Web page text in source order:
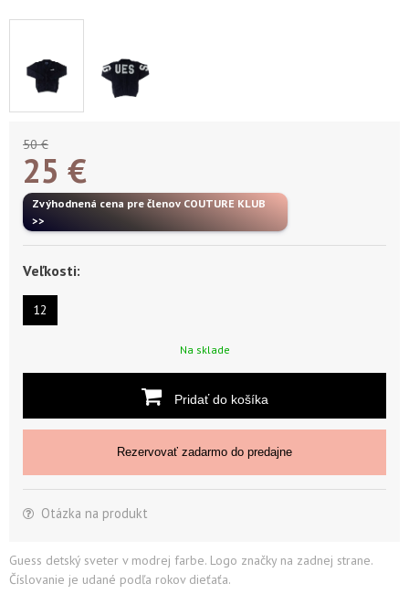
50 €
25 €
Zvýhodnená cena pre členov COUTURE KLUB
>>
Veľkosti:
12
Na sklade
Pridať do košíka
Rezervovať zadarmo do predajne
Otázka na produkt
Guess detský sveter v modrej farbe. Logo značky na zadnej strane.
Číslovanie je udané podľa rokov dieťaťa.